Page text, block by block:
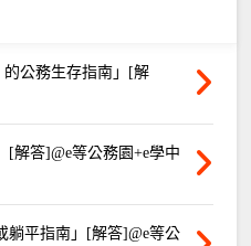
的公務生存指南」[解
[解答]@e等公務園+e學中
躺平指南」[解答]@e等公